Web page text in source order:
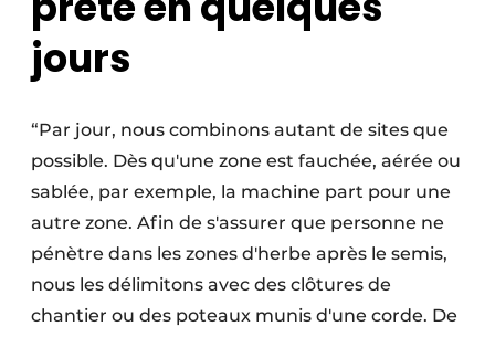
jours
“Par jour, nous combinons autant de sites que
possible. Dès qu'une zone est fauchée, aérée ou
sablée, par exemple, la machine part pour une
autre zone. Afin de s'assurer que personne ne
pénètre dans les zones d'herbe après le semis,
nous les délimitons avec des clôtures de
chantier ou des poteaux munis d'une corde. De